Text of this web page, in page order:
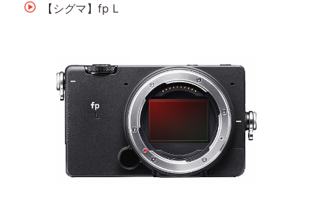
【シグマ】fp L